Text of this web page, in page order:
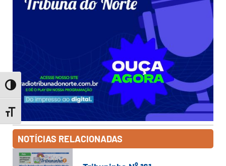
Toggle High Contrast
Toggle Font size
NOTÍCIAS RELACIONADAS